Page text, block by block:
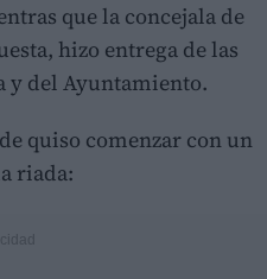
que la concejala de
hizo entrega de las
y del Ayuntamiento.
quiso comenzar con un
riada: